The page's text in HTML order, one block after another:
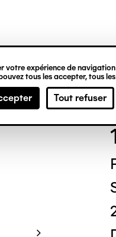
votre expérience de
tous les accepter, tous
Tout refuser